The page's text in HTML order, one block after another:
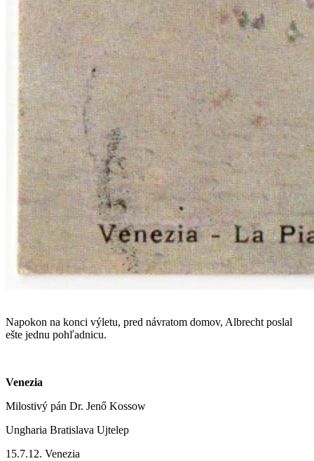
Napokon na konci výletu, pred návratom domov, Albrecht poslal
ešte jednu pohľadnicu.
Venezia
Milostivý pán Dr. Jenő Kossow
Ungharia Bratislava Ujtelep
15.7.12. Venezia